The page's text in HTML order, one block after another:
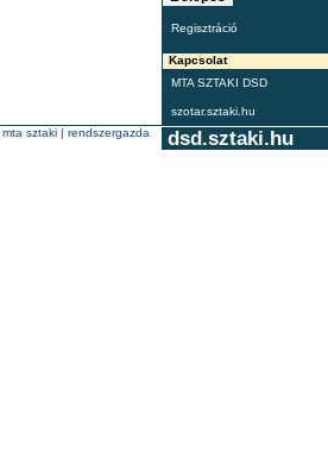
Regisztráció
Kapcsolat
MTA SZTAKI DSD
szotar.sztaki.hu
dsd.sztaki.hu
mta sztaki | rendszergazda